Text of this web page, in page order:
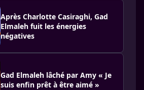
Après Charlotte Casiraghi, Gad
Elmaleh fuit les énergies
négatives
Gad Elmaleh lâché par Amy « Je
suis enfin prêt à être aimé »